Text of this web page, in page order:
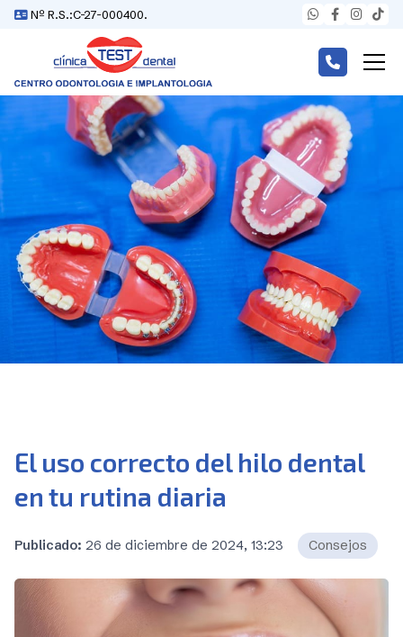
Nº R.S.:C-27-000400.
El uso correcto del hilo dental
en tu rutina diaria
Publicado: 26 de diciembre de 2024, 13:23 Consejos